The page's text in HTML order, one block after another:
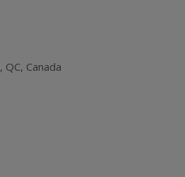
, QC, Canada